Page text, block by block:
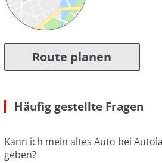
Route planen
Häufig gestellte Fragen
Kann ich mein altes Auto bei
geben?